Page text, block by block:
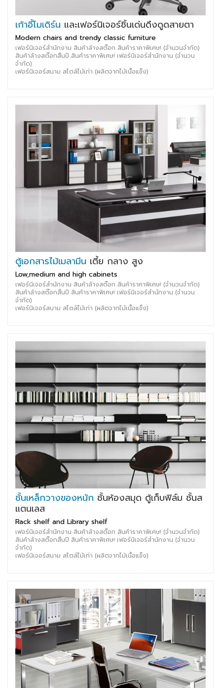
เก้าอี้โมเดิร์น และเฟอร์นิเจอร์ชิ้นเด่นดึงดูดสายตา
Modern chairs and trendy classic furniture
เฟอร์นิเจอร์สำนักงาน สินค้าล้างสต๊อก สินค้าราคาพิเศษ! (จำนวนจำกัด)
สินค้าล้างสต๊อกสิ้นปี สินค้าราคาพิเศษ! เฟอร์นิเจอร์สำนักงาน (จำนวน
จำกัด)
เฟอร์นิเจอร์สนาม สไตล์ไม้เก่า (ผลิตจากไม้เนื้อแข็ง)
ตู้เอกสารไม้เมลามีน เตี้ย กลาง สูง
Low,medium and high cabinets
เฟอร์นิเจอร์สำนักงาน สินค้าล้างสต๊อก สินค้าราคาพิเศษ! (จำนวนจำกัด)
สินค้าล้างสต๊อกสิ้นปี สินค้าราคาพิเศษ! เฟอร์นิเจอร์สำนักงาน (จำนวน
จำกัด)
เฟอร์นิเจอร์สนาม สไตล์ไม้เก่า (ผลิตจากไม้เนื้อแข็ง)
ชั้นเหล็กวางของหนัก ชั้นห้องสมุด ตู้เก็บฟิล์ม ชั้นส
แตนเลส
Rack shelf and Library shelf
เฟอร์นิเจอร์สำนักงาน สินค้าล้างสต๊อก สินค้าราคาพิเศษ! (จำนวนจำกัด)
สินค้าล้างสต๊อกสิ้นปี สินค้าราคาพิเศษ! เฟอร์นิเจอร์สำนักงาน (จำนวน
จำกัด)
เฟอร์นิเจอร์สนาม สไตล์ไม้เก่า (ผลิตจากไม้เนื้อแข็ง)